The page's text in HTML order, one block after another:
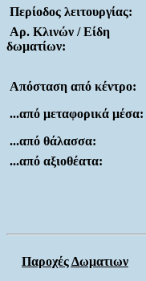
Περίοδος λειτουργίας:
Αρ. Κλινών / Είδη
δωματίων:
Απόσταση από κέντρο:
...από μεταφορικά μέσα:
...από θάλασσα:
...από αξιοθέατα:
Παροχές Δωματιων